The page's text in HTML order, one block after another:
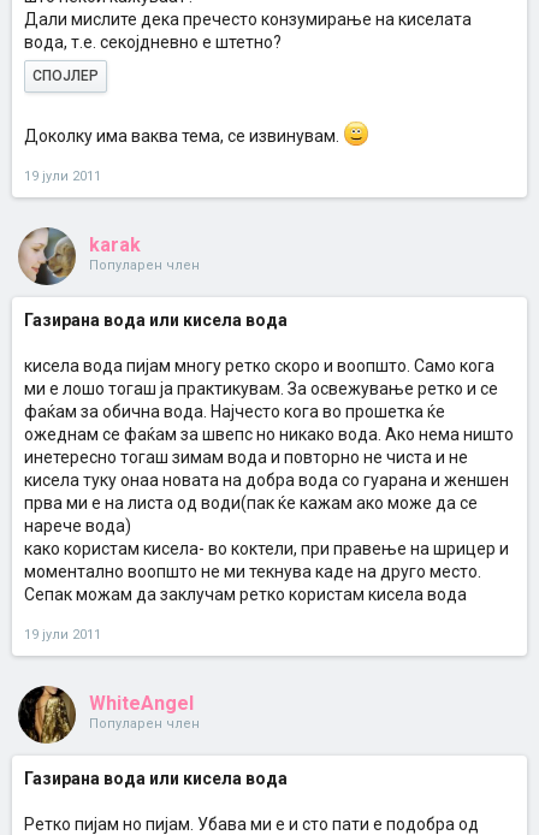
Дали мислите дека пречесто конзумирање на киселата
вода, т.е. секојдневно е штетно?
СПОЈЛЕР
Доколку има ваква тема, се извинувам.
19 јули 2011
karak
Популарен член
Газирана вода или кисела вода
кисела вода пијам многу ретко скоро и воопшто. Само кога
ми е лошо тогаш ја практикувам. За освежување ретко и се
фаќам за обична вода. Најчесто кога во прошетка ќе
ожеднам се фаќам за швепс но никако вода. Ако нема ништо
инетересно тогаш зимам вода и повторно не чиста и не
кисела туку онаа новата на добра вода со гуарана и женшен
прва ми е на листа од води(пак ќе кажам ако може да се
нарече вода)
како користам кисела- во коктели, при правење на шрицер и
моментално воопшто не ми текнува каде на друго место.
Сепак можам да заклучам ретко користам кисела вода
19 јули 2011
WhiteAngel
Популарен член
Газирана вода или кисела вода
Ретко пијам но пијам. Убава ми е и сто пати е подобра од